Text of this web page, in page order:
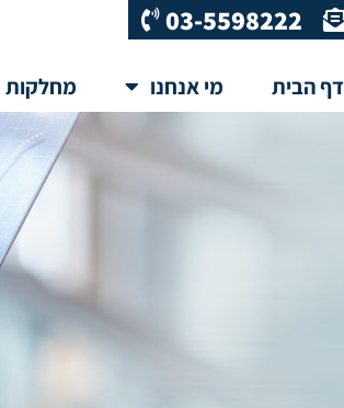
03-5598222
דף הבית מי אנחנו מחלקות